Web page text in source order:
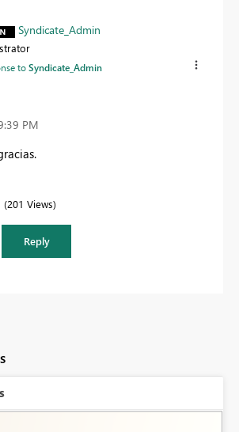
Syndicate_Admin
toSyndicate_Admin
PM
201 Views
Reply